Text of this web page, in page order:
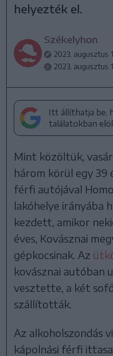
helyezték el.
Székelyhon
2023. augusztus
2023. augusztus
Itt állíthatja be,
találatokban
Mint közöltük,
három körül egy 39
férfi autójával
lakóhelye irányába
kezdett, amikor
éves, Kovásznai
gépkocsinak. Az
kovásznai autóban
vesztette, a két
szállították.
Az alkoholszondás
kápolnási férfi